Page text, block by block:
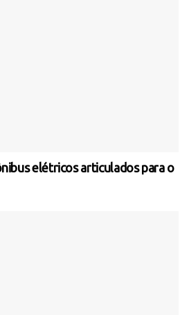
elétricos articulados para o